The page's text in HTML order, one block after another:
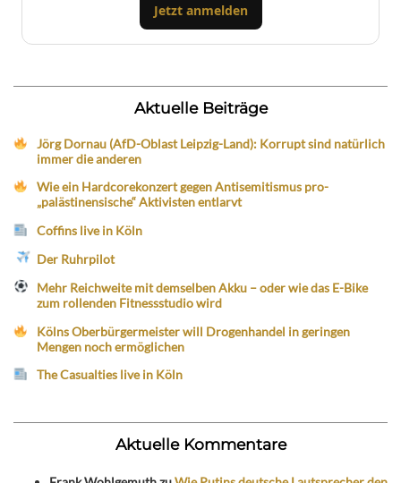
Jetzt anmelden
Aktuelle Beiträge
Jörg Dornau (AfD-Oblast Leipzig-Land): Korrupt sind natürlich
immer die anderen
Wie ein Hardcorekonzert gegen Antisemitismus pro-
„palästinensische“ Aktivisten entlarvt
Coffins live in Köln
Der Ruhrpilot
Mehr Reichweite mit demselben Akku – oder wie das E-Bike
zum rollenden Fitnessstudio wird
Kölns Oberbürgermeister will Drogenhandel in geringen
Mengen noch ermöglichen
The Casualties live in Köln
Aktuelle Kommentare